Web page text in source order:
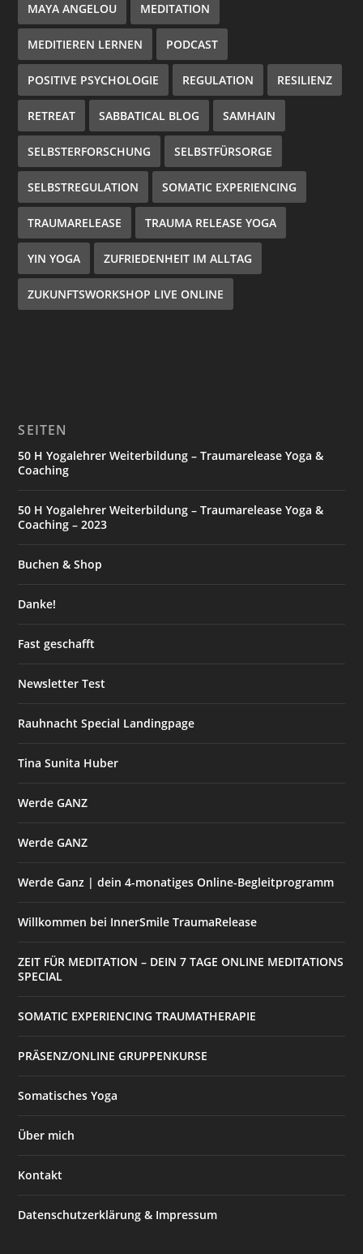
MAYA ANGELOU MEDITATION
MEDITIEREN LERNEN PODCAST
POSITIVE PSYCHOLOGIE REGULATION RESILIENZ
RETREAT SABBATICAL BLOG SAMHAIN
SELBSTERFORSCHUNG SELBSTFÜRSORGE
SELBSTREGULATION SOMATIC EXPERIENCING
TRAUMARELEASE TRAUMA RELEASE YOGA
YIN YOGA ZUFRIEDENHEIT IM ALLTAG
ZUKUNFTSWORKSHOP LIVE ONLINE
SEITEN
50 H Yogalehrer Weiterbildung – Traumarelease Yoga &
Coaching
50 H Yogalehrer Weiterbildung – Traumarelease Yoga &
Coaching – 2023
Buchen & Shop
Danke!
Fast geschafft
Newsletter Test
Rauhnacht Special Landingpage
Tina Sunita Huber
Werde GANZ
Werde GANZ
Werde Ganz | dein 4-monatiges Online-Begleitprogramm
Willkommen bei InnerSmile TraumaRelease
ZEIT FÜR MEDITATION – DEIN 7 TAGE ONLINE MEDITATIONS
SPECIAL
SOMATIC EXPERIENCING TRAUMATHERAPIE
PRÄSENZ/ONLINE GRUPPENKURSE
Somatisches Yoga
Über mich
Kontakt
Datenschutzerklärung & Impressum